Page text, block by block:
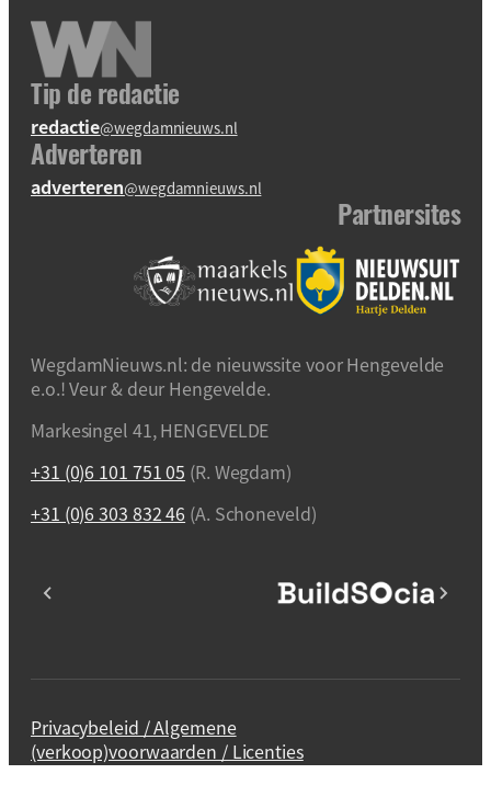
Tip de redactie
redactie@wegdamnieuws.nl
Adverteren
adverteren@wegdamnieuws.nl
Partnersites
WegdamNieuws.nl: de nieuwssite voor Hengevelde
e.o.! Veur & deur Hengevelde.
Markesingel 41, HENGEVELDE
+31 (0)6 101 751 05 (R. Wegdam)
+31 (0)6 303 832 46 (A. Schoneveld)
Privacybeleid / Algemene
(verkoop)voorwaarden / Licenties